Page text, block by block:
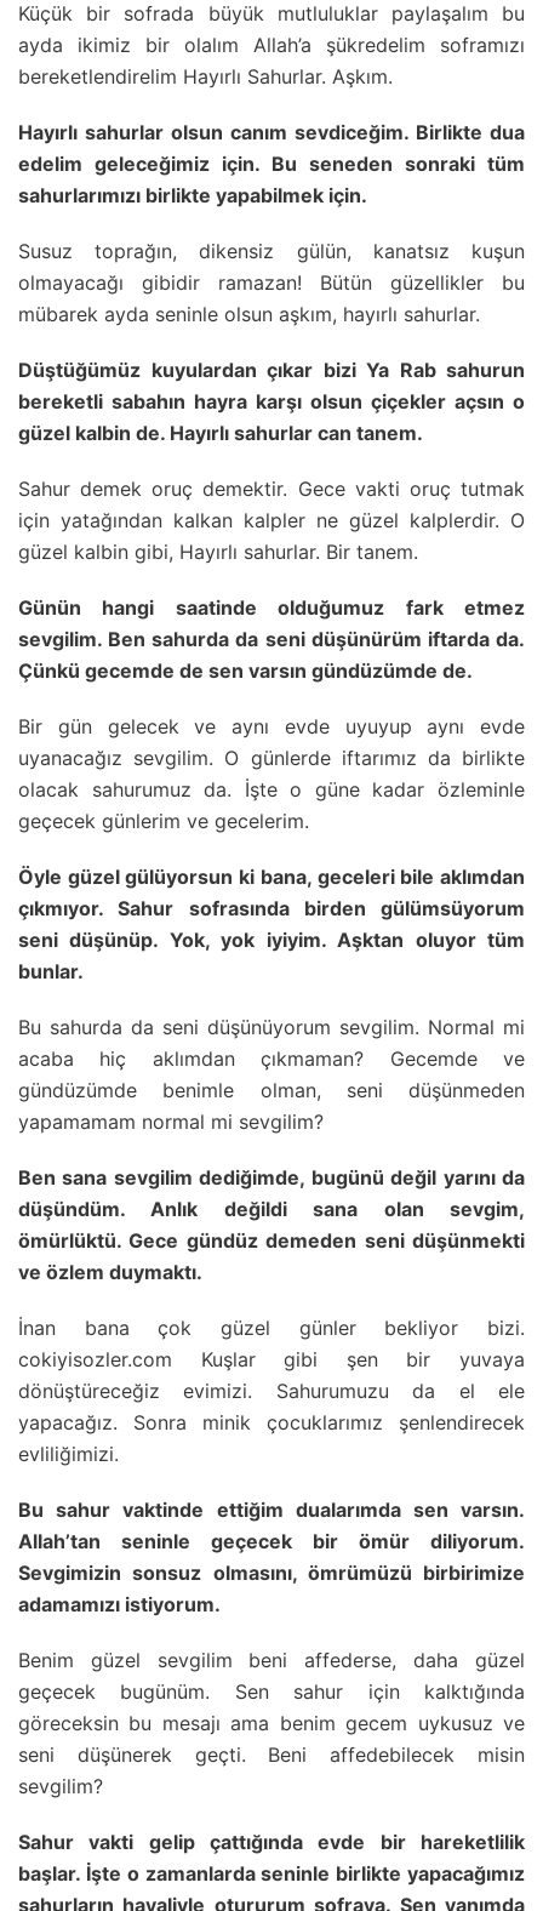
Küçük bir sofrada büyük mutluluklar paylaşalım bu
ayda ikimiz bir olalım Allah’a şükredelim soframızı
bereketlendirelim Hayırlı Sahurlar. Aşkım.
Hayırlı sahurlar olsun canım sevdiceğim. Birlikte dua
edelim geleceğimiz için. Bu seneden sonraki tüm
sahurlarımızı birlikte yapabilmek için.
Susuz toprağın, dikensiz gülün, kanatsız kuşun
olmayacağı gibidir ramazan! Bütün güzellikler bu
mübarek ayda seninle olsun aşkım, hayırlı sahurlar.
Düştüğümüz kuyulardan çıkar bizi Ya Rab sahurun
bereketli sabahın hayra karşı olsun çiçekler açsın o
güzel kalbin de. Hayırlı sahurlar can tanem.
Sahur demek oruç demektir. Gece vakti oruç tutmak
için yatağından kalkan kalpler ne güzel kalplerdir. O
güzel kalbin gibi, Hayırlı sahurlar. Bir tanem.
Günün hangi saatinde olduğumuz fark etmez
sevgilim. Ben sahurda da seni düşünürüm iftarda da.
Çünkü gecemde de sen varsın gündüzümde de.
Bir gün gelecek ve aynı evde uyuyup aynı evde
uyanacağız sevgilim. O günlerde iftarımız da birlikte
olacak sahurumuz da. İşte o güne kadar özleminle
geçecek günlerim ve gecelerim.
Öyle güzel gülüyorsun ki bana, geceleri bile aklımdan
çıkmıyor. Sahur sofrasında birden gülümsüyorum
seni düşünüp. Yok, yok iyiyim. Aşktan oluyor tüm
bunlar.
Bu sahurda da seni düşünüyorum sevgilim. Normal mi
acaba hiç aklımdan çıkmaman? Gecemde ve
gündüzümde benimle olman, seni düşünmeden
yapamamam normal mi sevgilim?
Ben sana sevgilim dediğimde, bugünü değil yarını da
düşündüm. Anlık değildi sana olan sevgim,
ömürlüktü. Gece gündüz demeden seni düşünmekti
ve özlem duymaktı.
İnan bana çok güzel günler bekliyor bizi.
cokiyisozler.com Kuşlar gibi şen bir yuvaya
dönüştüreceğiz evimizi. Sahurumuzu da el ele
yapacağız. Sonra minik çocuklarımız şenlendirecek
evliliğimizi.
Bu sahur vaktinde ettiğim dualarımda sen varsın.
Allah’tan seninle geçecek bir ömür diliyorum.
Sevgimizin sonsuz olmasını, ömrümüzü birbirimize
adamamızı istiyorum.
Benim güzel sevgilim beni affederse, daha güzel
geçecek bugünüm. Sen sahur için kalktığında
göreceksin bu mesajı ama benim gecem uykusuz ve
seni düşünerek geçti. Beni affedebilecek misin
sevgilim?
Sahur vakti gelip çattığında evde bir hareketlilik
başlar. İşte o zamanlarda seninle birlikte yapacağımız
sahurların hayaliyle otururum sofraya. Sen yanımda